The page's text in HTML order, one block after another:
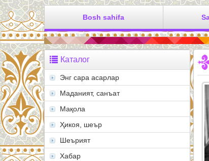
Bosh sahifa
Каталог
Энг сара асарлар
Маданият, санъат
Мақола
Ҳикоя, шеър
Шеърият
Хабар